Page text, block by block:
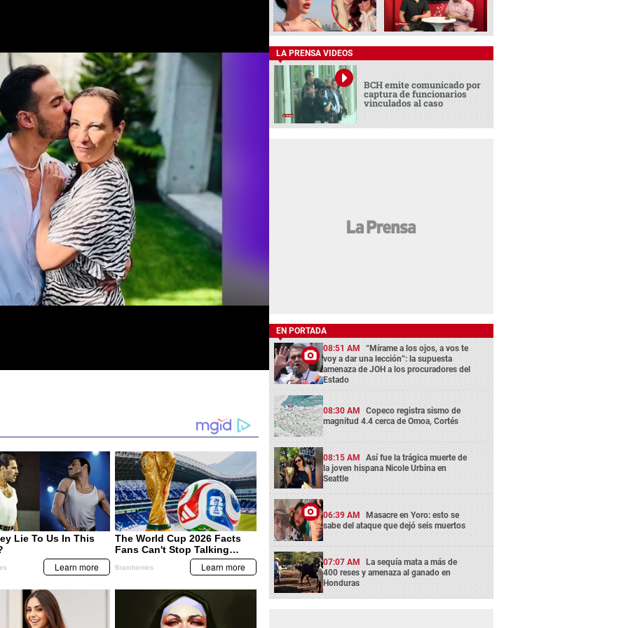
LA PRENSA VIDEOS
BCH emite comunicado por
captura de funcionarios
vinculados al caso
EN PORTADA
08:51 AM “Mírame a los ojos, a vos te
voy a dar una lección”: la supuesta
amenaza de JOH a los procuradores del
Estado
08:30 AM Copeco registra sismo de
magnitud 4.4 cerca de Omoa, Cortés
08:15 AM Así fue la trágica muerte de
la joven hispana Nicole Urbina en
Seattle
06:39 AM Masacre en Yoro: esto se
sabe del ataque que dejó seis muertos
07:07 AM La sequía mata a más de
400 reses y amenaza al ganado en
Honduras